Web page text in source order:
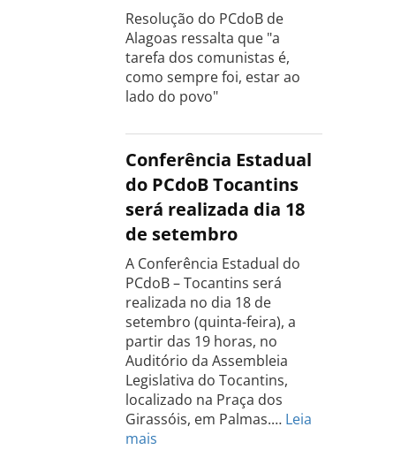
Resolução do PCdoB de
Alagoas ressalta que "a
tarefa dos comunistas é,
como sempre foi, estar ao
lado do povo"
Conferência Estadual
do PCdoB Tocantins
será realizada dia 18
de setembro
A Conferência Estadual do
PCdoB – Tocantins será
realizada no dia 18 de
setembro (quinta-feira), a
partir das 19 horas, no
Auditório da Assembleia
Legislativa do Tocantins,
localizado na Praça dos
Girassóis, em Palmas.… Leia
mais